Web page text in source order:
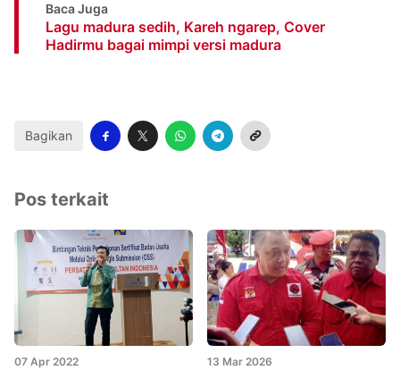
Baca Juga
Lagu madura sedih, Kareh ngarep, Cover
Hadirmu bagai mimpi versi madura
Bagikan
Pos terkait
07 Apr 2022 13 Mar 2026